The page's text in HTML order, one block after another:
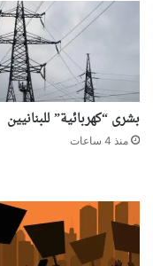
بشرى “كهربائية” للبنانيين
منذ 4 ساعات